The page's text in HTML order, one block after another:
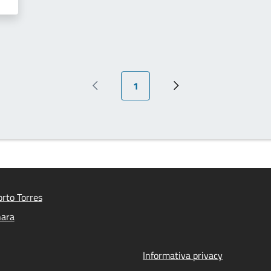
Pagina precedente
Pagina attuale
1
Prossima pagina
Torres
Informativa privacy